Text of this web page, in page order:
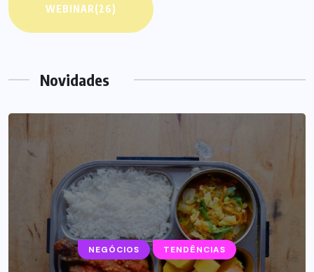
WEBINAR(26)
Novidades
NEGÓCIOS TENDÊNCIAS